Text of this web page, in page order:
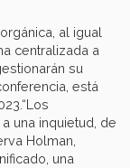
al igual
centralizada a
su
está
una inquietud, de
Holman,
una